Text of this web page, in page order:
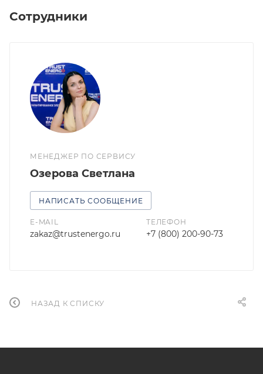
Сотрудники
МЕНЕДЖЕР ПО СЕРВИСУ
Озерова Светлана
НАПИСАТЬ СООБЩЕНИЕ
E-MAIL
zakaz@trustenergo.ru
ТЕЛЕФОН
+7 (800) 200-90-73
НАЗАД К СПИСКУ